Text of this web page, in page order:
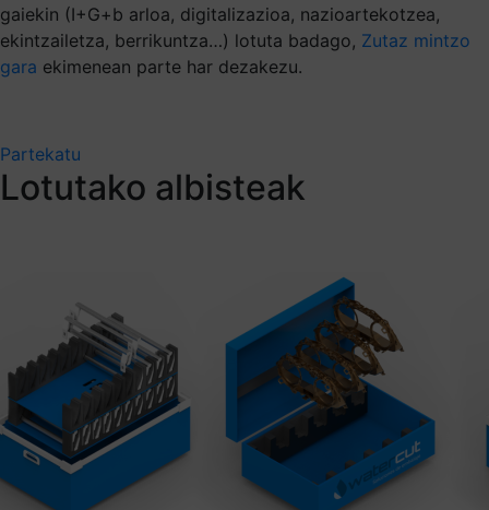
gaiekin (I+G+b arloa, digitalizazioa, nazioartekotzea,
ekintzailetza, berrikuntza…) lotuta badago, Zutaz mintzo
gara ekimenean parte har dezakezu.
Partekatu
Lotutako albisteak